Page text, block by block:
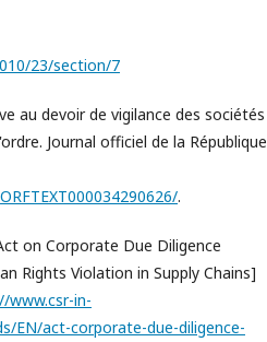
23/section/7
au devoir de vigilance des sociétés
Journal officiel de la République
.
on Corporate Due Diligence
Rights Violation in Supply Chains]
www.csr-in-
EN/act-corporate-due-diligence-